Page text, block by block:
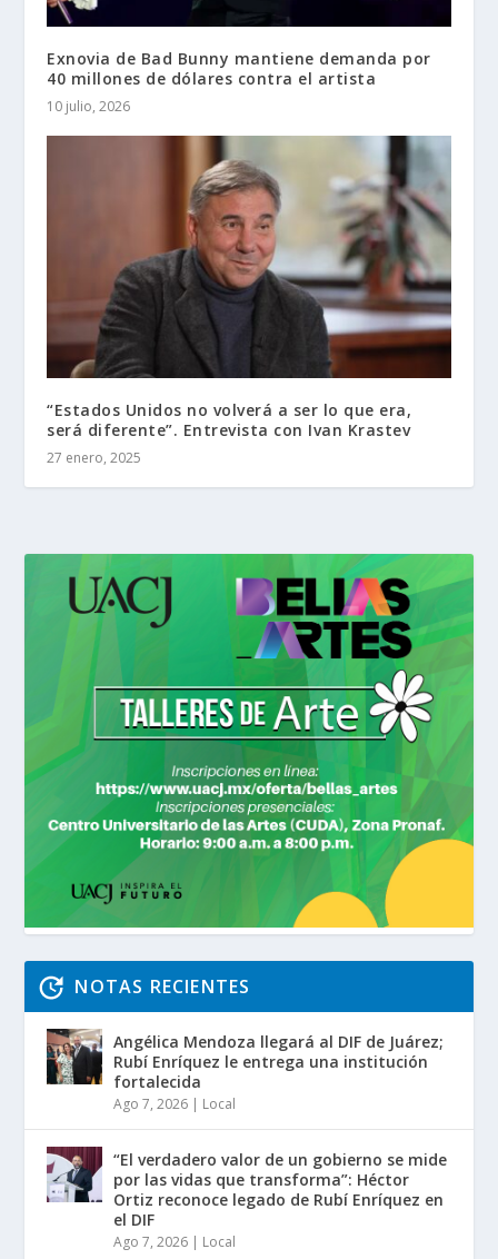
Exnovia de Bad Bunny mantiene demanda por
40 millones de dólares contra el artista
10 julio, 2026
“Estados Unidos no volverá a ser lo que era,
será diferente”. Entrevista con Ivan Krastev
27 enero, 2025
NOTAS RECIENTES
Angélica Mendoza llegará al DIF de Juárez;
Rubí Enríquez le entrega una institución
fortalecida
Ago 7, 2026 | Local
“El verdadero valor de un gobierno se mide
por las vidas que transforma”: Héctor
Ortiz reconoce legado de Rubí Enríquez en
el DIF
Ago 7, 2026 | Local